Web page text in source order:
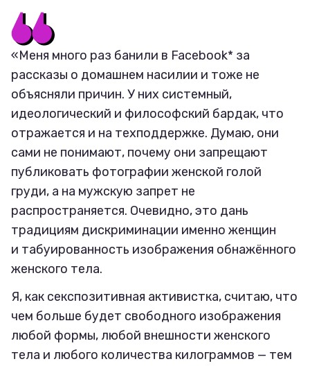
«Меня много раз банили в Facebook* за
рассказы о домашнем насилии и тоже не
объясняли причин. У них системный,
идеологический и философский бардак, что
отражается и на техподдержке. Думаю, они
сами не понимают, почему они запрещают
публиковать фотографии женской голой
груди, а на мужскую запрет не
распространяется. Очевидно, это дань
традициям дискриминации именно женщин
и табуированность изображения обнажённого
женского тела.
Я, как секспозитивная активистка, считаю, что
чем больше будет свободного изображения
любой формы, любой внешности женского
тела и любого количества килограммов — тем